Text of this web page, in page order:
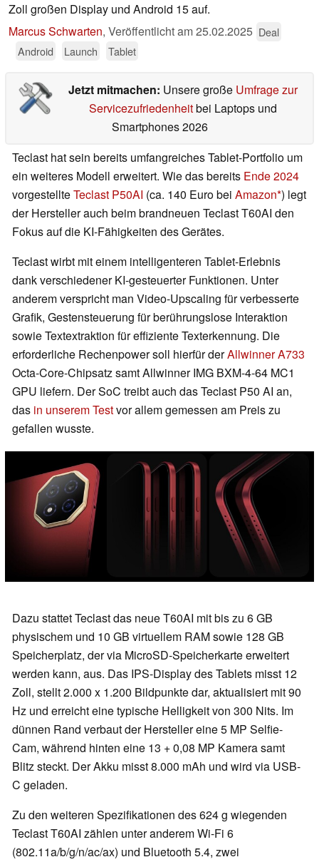
Zoll großen Display und Android 15 auf.
Marcus Schwarten, Veröffentlicht am25.02.2025 Deal
Android
Launch Tablet
Jetzt mitmachen: Unsere große Umfrage zur
Servicezufriedenheitbei Laptops und
Smartphones 2026
Teclast hat sein bereits umfangreiches Tablet-Portfolio um
ein weiteres Modell erweitert. Wie das bereits Ende 2024
vorgestellteTeclast P50AI (ca. 140 Euro bei Amazon ) legt
der Hersteller auch beim brandneuen Teclast T60AI den
Fokus auf die KI-Fähigkeiten des Gerätes.
Teclast wirbt mit einem intelligenteren Tablet-Erlebnis
dank verschiedener KI-gesteuerter Funktionen. Unter
anderem verspricht man Video-Upscaling für verbesserte
Grafik, Gestensteuerung für berührungslose Interaktion
sowie Textextraktion für effiziente Texterkennung. Die
erforderliche Rechenpower soll hierfür derAllwinner A733
Octa-Core-Chipsatz samt Allwinner IMG BXM-4-64 MC1
GPU liefern. Der SoC treibt auch das Teclast P50 AI an,
das in unserem Testvor allem gemessen am Preis zu
gefallen wusste.
Dazu stattet Teclast das neue T60AI mit bis zu 6 GB
physischem und 10 GB virtuellem RAM sowie 128 GB
Speicherplatz, der via MicroSD-Speicherkarte erweitert
werden kann, aus. Das IPS-Display des Tablets misst 12
Zoll, stellt 2.000 x 1.200 Bildpunkte dar, aktualisiert mit 90
Hz und erreicht eine typische Helligkeit von 300 Nits. Im
dünnen Rand verbaut der Hersteller eine 5 MP Selfie-
Cam, während hinten eine 13 + 0,08 MP Kamera samt
Blitz steckt. Der Akku misst 8.000 mAh und wird via USB-
C geladen.
Zu den weiteren Spezifikationen des 624 g wiegenden
Teclast T60AI zählen unter anderem Wi-Fi 6
(802.11a/b/g/n/ac/ax) und Bluetooth 5.4, zwei